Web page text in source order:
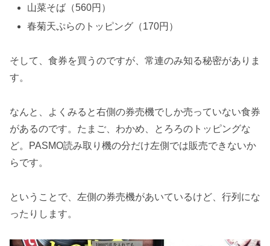
山菜そば（560円）
春菊天ぷらのトッピング（170円）
そして、食券を買うのですが、常連のみ知る秘密がありま
す。
なんと、よくみると右側の券売機でしか売っていない食券
があるのです。たまご、わかめ、とろろのトッピングな
ど。PASMO読み取り機の分だけ左側では販売できないか
らです。
ということで、左側の券売機があいているけど、行列にな
ったりします。